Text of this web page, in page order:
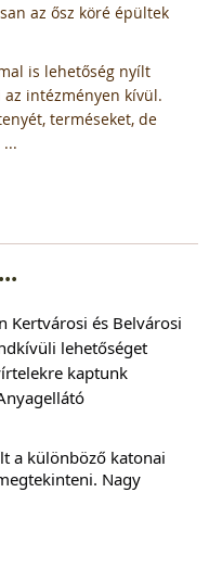
az ősz köré épültek
is lehetőség nyílt
intézményen kívül.
terméseket, de
Kertvárosi és Belvárosi
lehetőséget
kaptunk
a különböző katonai
Nagy